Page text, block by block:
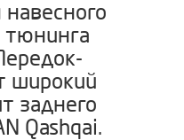
тюнинга
широкий
заднего
Qashqai.